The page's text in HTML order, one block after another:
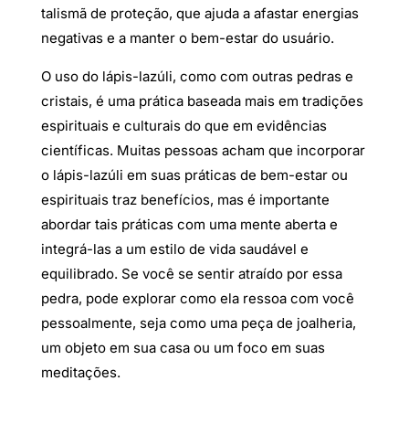
talismã de proteção, que ajuda a afastar energias
negativas e a manter o bem-estar do usuário.
O uso do lápis-lazúli, como com outras pedras e
cristais, é uma prática baseada mais em tradições
espirituais e culturais do que em evidências
científicas. Muitas pessoas acham que incorporar
o lápis-lazúli em suas práticas de bem-estar ou
espirituais traz benefícios, mas é importante
abordar tais práticas com uma mente aberta e
integrá-las a um estilo de vida saudável e
equilibrado. Se você se sentir atraído por essa
pedra, pode explorar como ela ressoa com você
pessoalmente, seja como uma peça de joalheria,
um objeto em sua casa ou um foco em suas
meditações.